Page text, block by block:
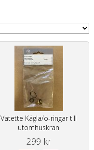
Vatette Kägla/o-ringar till
utomhuskran
299 kr